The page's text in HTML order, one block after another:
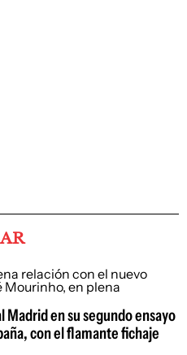
Madrid en su segundo ensayo
con el flamante fichaje